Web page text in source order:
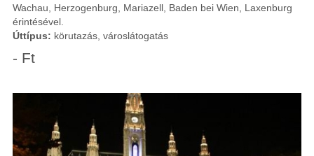
Wachau, Herzogenburg, Mariazell, Baden bei Wien, Laxenburg
érintésével.
Úttípus: körutazás, városlátogatás
- Ft